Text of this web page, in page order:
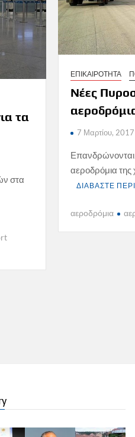
τα
στα
ΕΠΙΚΑΙΡΟΤΗΤΑ
Νέες
7 Μαρτίου, 2017
Επανδρώνονται
αεροδρόμια
ΔΙΑΒΑΣΤΕ
αεροδρόμια